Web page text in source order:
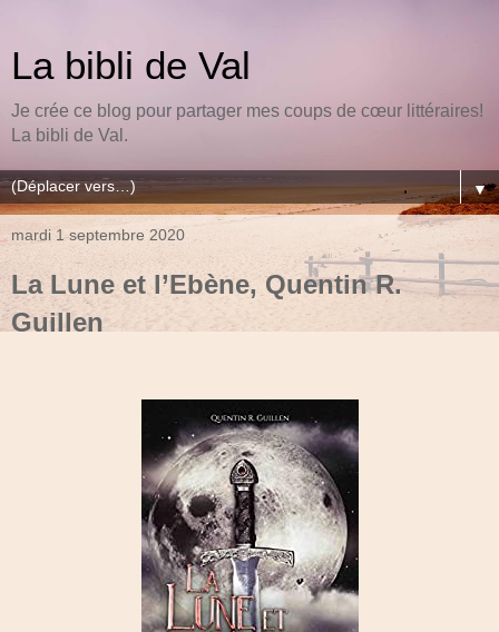
La bibli de Val
Je crée ce blog pour partager mes coups de cœur littéraires!
La bibli de Val.
▼
mardi 1 septembre 2020
La Lune et l’Ebène, Quentin R.
Guillen